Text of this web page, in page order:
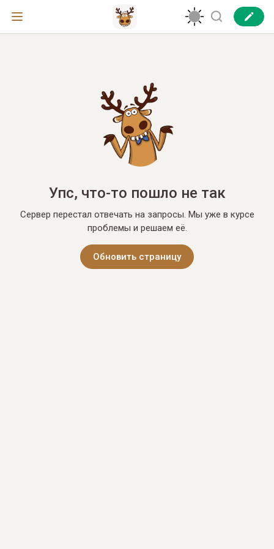
Упс, что-то пошло не так
Сервер перестал отвечать на запросы. Мы уже в курсе
проблемы и решаем её.
Обновить страницу